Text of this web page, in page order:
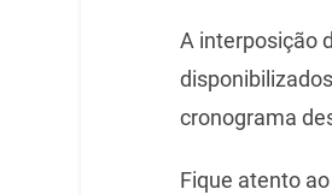
A interposição
cronograma
Fique atento